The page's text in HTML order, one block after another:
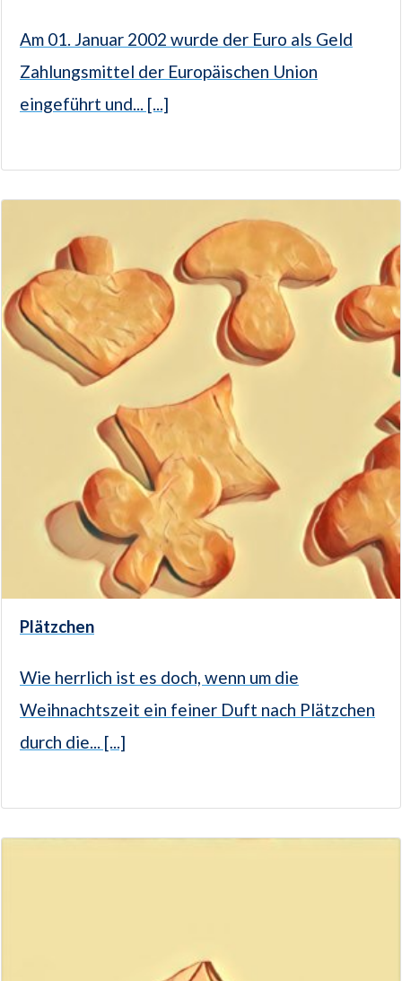
Am 01. Januar 2002 wurde der Euro als Geld
Zahlungsmittel der Europäischen Union
eingeführt und... [...]
Plätzchen
Wie herrlich ist es doch, wenn um die
Weihnachtszeit ein feiner Duft nach Plätzchen
durch die... [...]